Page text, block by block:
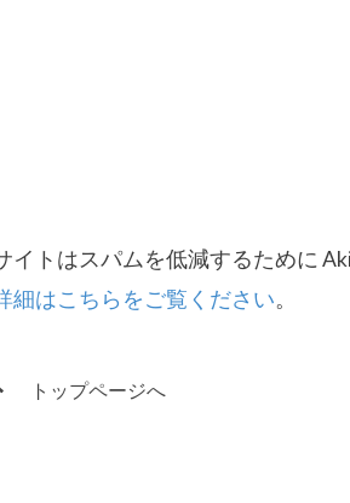
イトはスパムを低減するために
細はこちらをご覧ください。
トップページへ